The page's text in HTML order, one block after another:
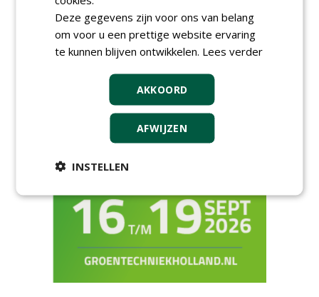
donderdag 27 augustus 2026
GaLaBau 2026: internationale
ontmoetingsplek voor
dinsdag 15 september 2026
t/m vrijdag 18 september 2026
Deze gegevens zijn voor ons van belang
om voor u een prettige website ervaring
te kunnen blijven ontwikkelen. Lees verder
AKKOORD
AFWIJZEN
INSTELLEN